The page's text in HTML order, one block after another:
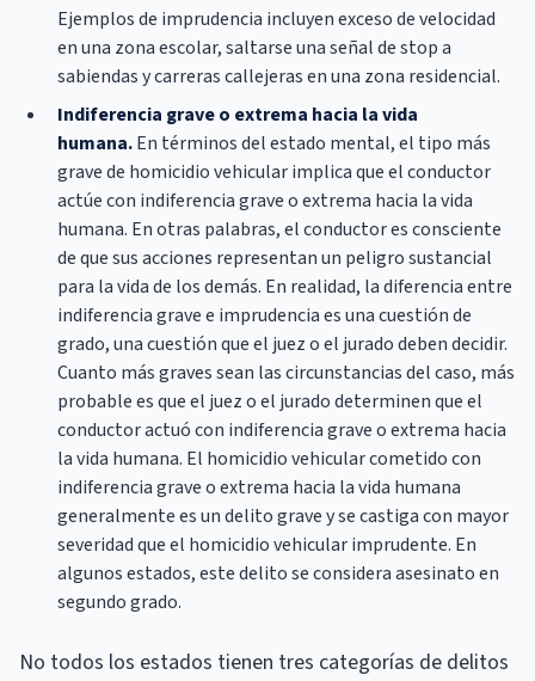
Ejemplos de imprudencia incluyen exceso de velocidad
en una zona escolar, saltarse una señal de stop a
sabiendas y carreras callejeras en una zona residencial.
Indiferencia grave o extrema hacia la vida
humana.En términos del estado mental, el tipo más
grave de homicidio vehicular implica que el conductor
actúe con indiferencia grave o extrema hacia la vida
humana. En otras palabras, el conductor es consciente
de que sus acciones representan un peligro sustancial
para la vida de los demás. En realidad, la diferencia entre
indiferencia grave e imprudencia es una cuestión de
grado, una cuestión que el juez o el jurado deben decidir.
Cuanto más graves sean las circunstancias del caso, más
probable es que el juez o el jurado determinen que el
conductor actuó con indiferencia grave o extrema hacia
la vida humana. El homicidio vehicular cometido con
indiferencia grave o extrema hacia la vida humana
generalmente es un delito grave y se castiga con mayor
severidad que el homicidio vehicular imprudente. En
algunos estados, este delito se considera asesinato en
segundo grado.
No todos los estados tienen tres categorías de delitos